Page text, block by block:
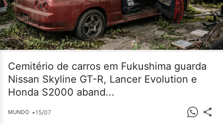
Cemitério de carros em Fukushima guarda
Nissan Skyline GT-R, Lancer Evolution e
Honda S2000 aband...
MUNDO •15/07